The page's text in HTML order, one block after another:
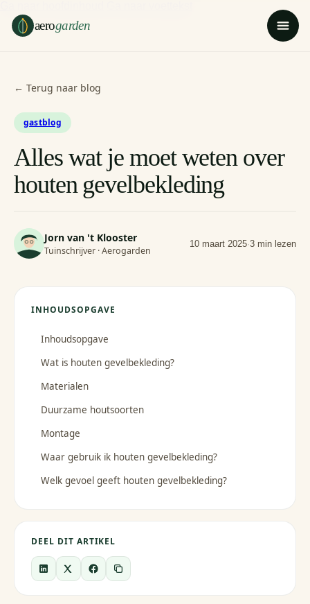
aerogarden
← Terug naar blog
gastblog
Alles wat je moet weten over
houten gevelbekleding
Jorn van 't Klooster
Tuinschrijver · Aerogarden
10 maart 2025·3 min lezen
INHOUDSOPGAVE
Inhoudsopgave
Wat is houten gevelbekleding?
Materialen
Duurzame houtsoorten
Montage
Waar gebruik ik houten gevelbekleding?
Welk gevoel geeft houten gevelbekleding?
DEEL DIT ARTIKEL